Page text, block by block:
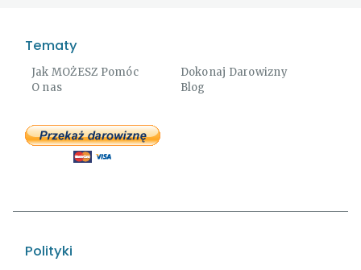
Tematy
Jak MOŻESZ Pomóc
Dokonaj Darowizny
O nas
Blog
Polityki